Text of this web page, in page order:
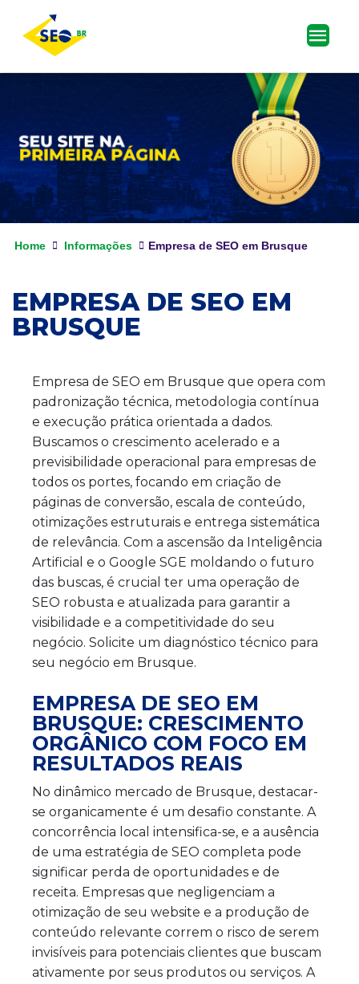
Home Informações Empresa de SEO em Brusque
EMPRESA DE SEO EM
BRUSQUE
Empresa de SEO em Brusque que opera com
padronização técnica, metodologia contínua
e execução prática orientada a dados.
Buscamos o crescimento acelerado e a
previsibilidade operacional para empresas de
todos os portes, focando em criação de
páginas de conversão, escala de conteúdo,
otimizações estruturais e entrega sistemática
de relevância. Com a ascensão da Inteligência
Artificial e o Google SGE moldando o futuro
das buscas, é crucial ter uma operação de
SEO robusta e atualizada para garantir a
visibilidade e a competitividade do seu
negócio. Solicite um diagnóstico técnico para
seu negócio em Brusque.
EMPRESA DE SEO EM
BRUSQUE: CRESCIMENTO
ORGÂNICO COM FOCO EM
RESULTADOS REAIS
No dinâmico mercado de Brusque, destacar-
se organicamente é um desafio constante. A
concorrência local intensifica-se, e a ausência
de uma estratégia de SEO completa pode
significar perda de oportunidades e de
receita. Empresas que negligenciam a
otimização de seu website e a produção de
conteúdo relevante correm o risco de serem
invisíveis para potenciais clientes que buscam
ativamente por seus produtos ou serviços. A